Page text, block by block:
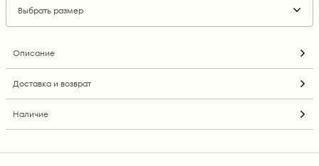
Выбрать размер
Описание
Доставка и возврат
Наличие